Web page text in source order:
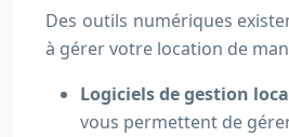
Des outils numériques
à gérer votre location de
Logiciels de gestion
vous permettent de